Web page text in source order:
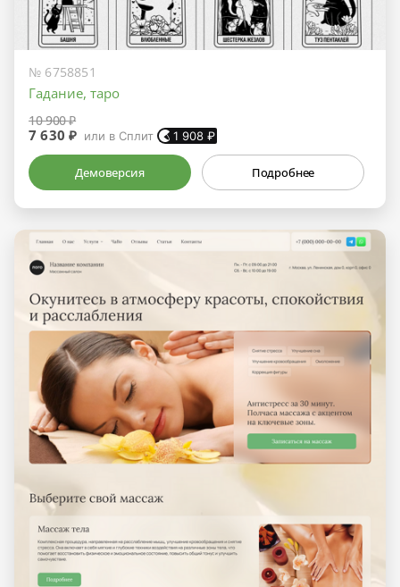
№ 6758851
Гадание, таро
10 900 ₽
7 630 ₽ или в Сплит 1 908 ₽
Демоверсия Подробнее